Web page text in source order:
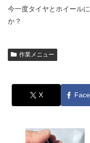
今一度タイヤとホイール
か？
作業メニュー
X